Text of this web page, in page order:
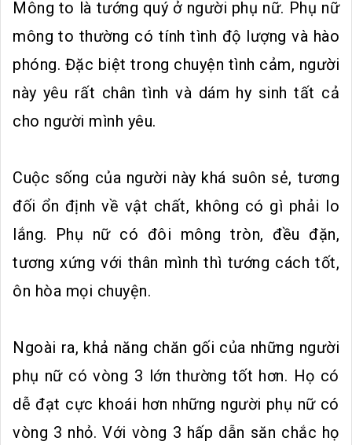
Mông to là tướng quý ở người phụ nữ. Phụ nữ
mông to thường có tính tình độ lượng và hào
phóng. Đặc biệt trong chuyện tình cảm, người
này yêu rất chân tình và dám hy sinh tất cả
cho người mình yêu.
Cuộc sống của người này khá suôn sẻ, tương
đối ổn định về vật chất, không có gì phải lo
lắng. Phụ nữ có đôi mông tròn, đều đặn,
tương xứng với thân mình thì tướng cách tốt,
ôn hòa mọi chuyện.
Ngoài ra, khả năng chăn gối của những người
phụ nữ có vòng 3 lớn thường tốt hơn. Họ có
dễ đạt cực khoái hơn những người phụ nữ có
vòng 3 nhỏ. Với vòng 3 hấp dẫn săn chắc họ